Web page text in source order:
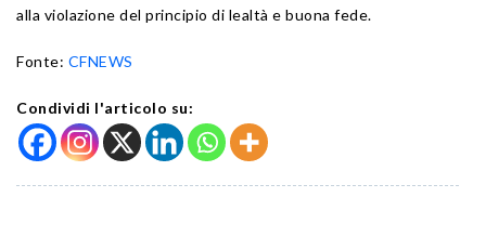
alla violazione del principio di lealtà e buona fede.
Fonte: CFNEWS
Condividi l'articolo su: